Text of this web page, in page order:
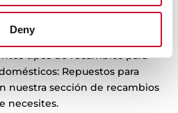
Deny
disponibles en Teka
tipos de recambios para
Repuestos para
nuestra sección de recambios
necesites.